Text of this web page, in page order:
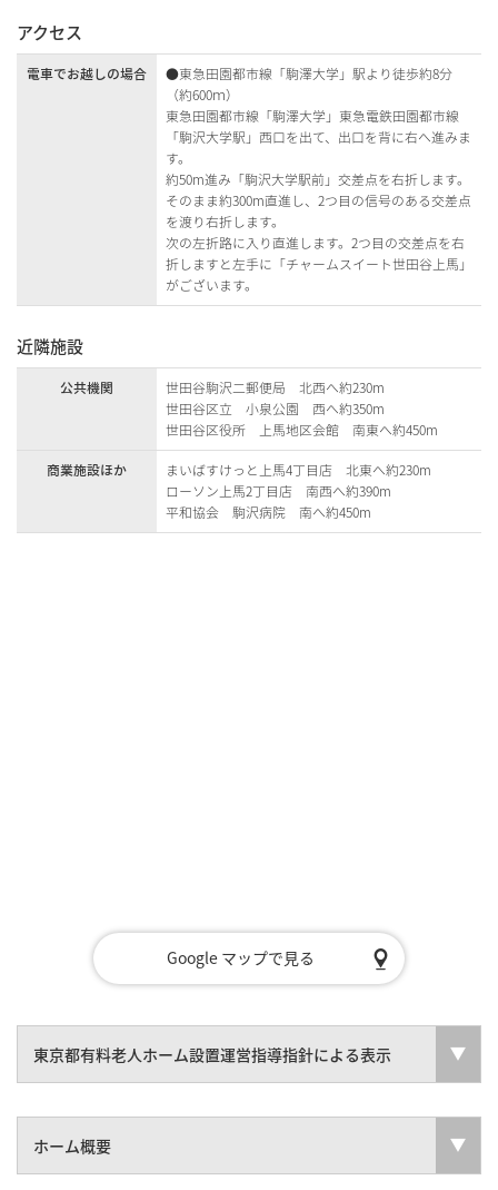
アクセス
電車でお越しの場合
●東急田園都市線「駒澤大学」駅より徒歩約8分
（約600ｍ）
東急田園都市線「駒澤大学」東急電鉄田園都市線
「駒沢大学駅」西口を出て、出口を背に右へ進みま
す。
約50m進み「駒沢大学駅前」交差点を右折します。
そのまま約300m直進し、2つ目の信号のある交差点
を渡り右折します。
次の左折路に入り直進します。2つ目の交差点を右
折しますと左手に「チャームスイート世田谷上馬」
がございます。
近隣施設
公共機関
世田谷駒沢二郵便局 北西へ約230m
世田谷区立 小泉公園 西へ約350m
世田谷区役所 上馬地区会館 南東へ約450m
商業施設ほか
まいばすけっと上馬4丁目店 北東へ約230m
ローソン上馬2丁目店 南西へ約390m
平和協会 駒沢病院 南へ約450m
Google マップで見る
東京都有料老人ホーム設置運営指導指針による表示
ホーム概要